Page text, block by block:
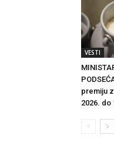
VESTI
premiju
2026. do